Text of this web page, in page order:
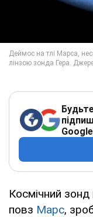
Google
Космічний
повз Марс,